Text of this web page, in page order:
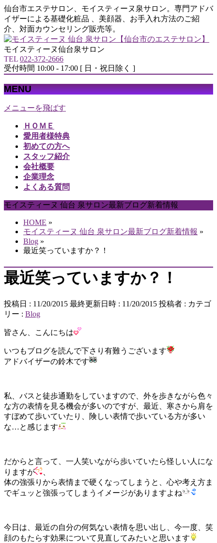
仙台市エステサロン、モイスティーヌ泉サロン。専門アドバ
イザーによる基礎化粧品 、美顔器、お手入れ方法のご紹
介、対面カウンセリング販売等。
モイスティーヌ仙台泉サロン
TEL 022-372-2666
受付時間 10:00 - 17:00 [ 日・祝日除く ]
MENU
メニューを飛ばす
ＨＯＭＥ
愛用者様特典
初めての方へ
スタッフ紹介
会社概要
企業理念
よくある質問
モイスティーヌ 仙台 泉サロン最新ブログ新着情報
HOME »
モイスティーヌ 仙台 泉サロン最新ブログ新着情報 »
Blog »
最近笑っていますか？！
最近笑っていますか？！
投稿日 : 11/20/2015 最終更新日時 : 11/20/2015 投稿者 : カテゴ
リー : Blog
皆さん、こんにちは
いつもブログを読んで下さり有難うございます
アドバイザーの鈴木です
私、バスと徒歩通勤をしていますので、外を歩きながら色々
な方の表情を見る機会が多いのですが、最近、寒さから肩を
すぼめて歩いていたり、険しい表情で歩いている方が多い
な…と感じます
だからと言って、一人笑いながら歩いていたら怪しい人にな
りますが
体の強張りから表情まで硬くなってしまうと、心や考え方ま
でギュッと強張ってしまうイメージがありますよね
今日は、最近の自分の何気ない表情を思い出し、今一度、笑
顔のもたらす効果について見直してみたいと思います